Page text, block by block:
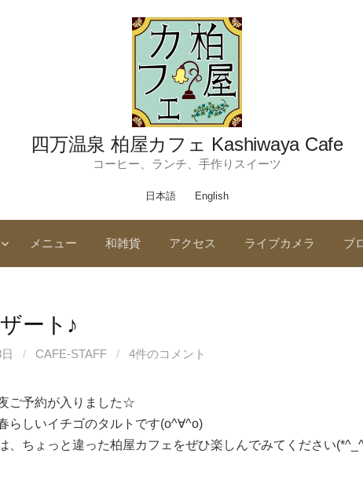
四万温泉 柏屋カフェ Kashiwaya Cafe
コーヒー、ランチ、手作りスイーツ
日本語 English
メニュー 和雑貨 アクセス ライブカメラ ブ
ート♪
/ CAFE-STAFF / 4件のコメント
ご予約が入りました☆
らしいイチゴのタルトです(o^∀^o)
、ちょっと違った柏屋カフェをぜひ楽しんでみてください